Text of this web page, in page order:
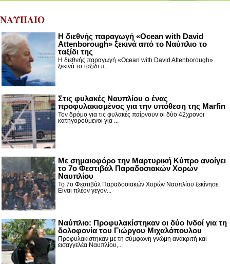
ΝΑΥΠΛΙΟ
Η διεθνής παραγωγή «Ocean with David
Attenborough» ξεκινά από το Ναύπλιο το
ταξίδι της
Η διεθνής παραγωγή «Ocean with David Attenborough»
ξεκινά το ταξίδι π...
Στις φυλακές Ναυπλίου ο ένας
προφυλακισμένος για την υπόθεση της Marfin
Τον δρόμο για τις φυλακές παίρνουν οι δύο 42χρονοι
κατηγορούμενοι για ...
Με σημαιοφόρο την Μαρτυρική Κύπρο ανοίγει
το 7ο Φεστιβάλ Παραδοσιακών Χορών
Ναυπλίου
Το 7ο Φεστιβάλ Παραδοσιακών Χορών Ναυπλίου ξεκίνησε.
Είναι πλέον γεγον...
Ναύπλιο: Προφυλακίστηκαν οι δύο Ινδοί για τη
δολοφονία του Γιώργου Μιχαλόπουλου
Προφυλακίστηκαν με τη σύμφωνη γνώμη ανακριτή και
εισαγγελέα Ναυπλίου,...